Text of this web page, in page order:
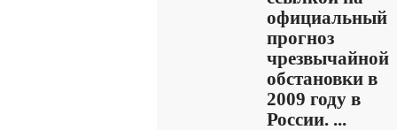
официальный
прогноз
чрезвычайной
обстановки в
2009 году в
России. ...